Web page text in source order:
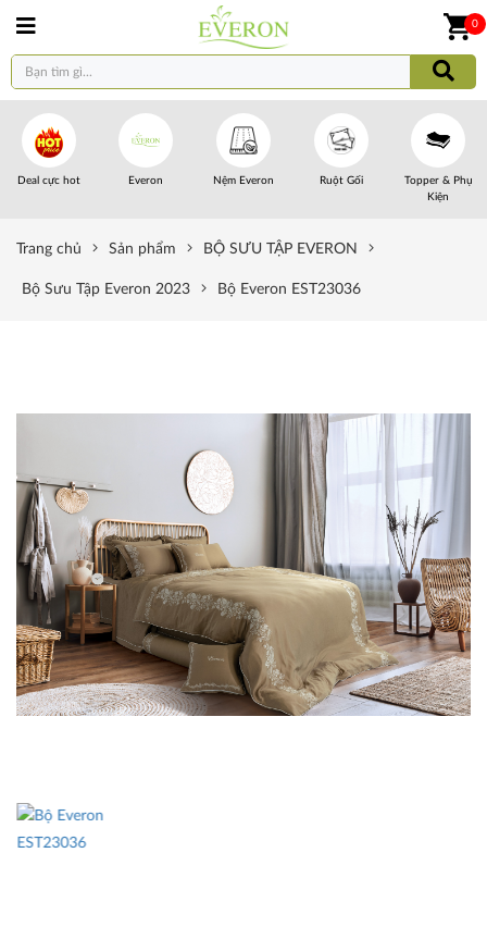
0
Deal cực hot Everon Nệm Everon Ruột Gối
Topper & Phụ
Kiện
Trang chủ Sản phẩm BỘ SƯU TẬP EVERON
Bộ Sưu Tập Everon 2023 Bộ Everon EST23036